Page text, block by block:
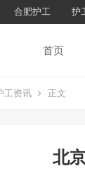
合肥护工 护
首页
工资讯 正文
北